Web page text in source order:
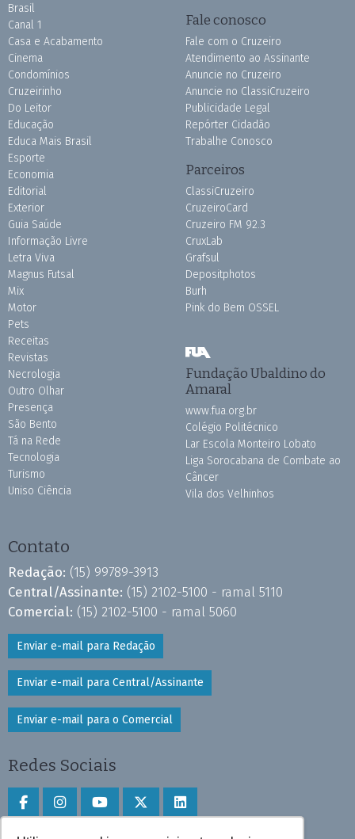
Brasil
Canal 1
Casa e Acabamento
Cinema
Condomínios
Cruzeirinho
Do Leitor
Educação
Educa Mais Brasil
Esporte
Economia
Editorial
Exterior
Guia Saúde
Informação Livre
Letra Viva
Magnus Futsal
Mix
Motor
Pets
Receitas
Revistas
Necrologia
Outro Olhar
Presença
São Bento
Tá na Rede
Tecnologia
Turismo
Uniso Ciência
Fale conosco
Fale com o Cruzeiro
Atendimento ao Assinante
Anuncie no Cruzeiro
Anuncie no ClassiCruzeiro
Publicidade Legal
Repórter Cidadão
Trabalhe Conosco
Parceiros
ClassiCruzeiro
CruzeiroCard
Cruzeiro FM 92.3
CruxLab
Grafsul
Depositphotos
Burh
Pink do Bem OSSEL
Fundação Ubaldino do
Amaral
www.fua.org.br
Colégio Politécnico
Lar Escola Monteiro Lobato
Liga Sorocabana de Combate ao
Câncer
Vila dos Velhinhos
Contato
Redação: (15) 99789-3913
Central/Assinante: (15) 2102-5100 - ramal 5110
Comercial: (15) 2102-5100 - ramal 5060
Enviar e-mail para Redação
Enviar e-mail para Central/Assinante
Enviar e-mail para o Comercial
Redes Sociais